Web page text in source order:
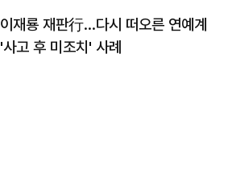
이재룡 재판行…다시 떠오른 연예계
'사고 후 미조치' 사례